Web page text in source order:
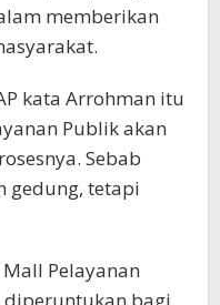
memberikan
kata Arrohman itu
Publik akan
Sebab
gedung, tetapi
Pelayanan
diperuntukan bagi